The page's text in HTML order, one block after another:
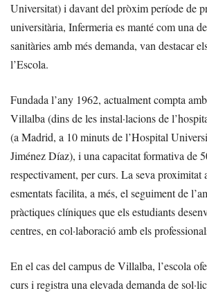
Universitat) i davant del pròxim període de
universitària, Infermeria es manté com una
sanitàries amb més demanda, van destacar
l’Escola.
Fundada l’any 1962, actualment compta
Villalba (dins de les instal·lacions de
(a Madrid, a 10 minuts de l’Hospital
Jiménez Díaz), i una capacitat formativa de
respectivament, per curs. La seva proximitat
esmentats facilita, a més, el seguiment de
pràctiques clíniques que els estudiants
centres, en col·laboració amb els
En el cas del campus de Villalba, l’escola
curs i registra una elevada demanda de